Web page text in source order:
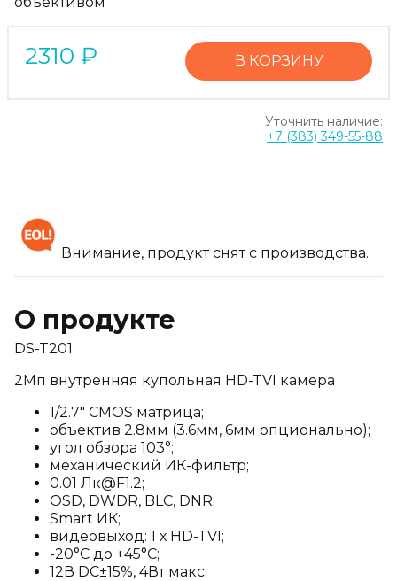
2310 ₽ В КОРЗИНУ
Уточнить наличие:
+7 (383) 349-55-88
Внимание, продукт снят с производства.
О продукте
DS-T201
2Мп внутренняя купольная HD-TVI камера
1/2.7" CMOS матрица;
объектив 2.8мм (3.6мм, 6мм опционально);
угол обзора 103°;
механический ИК-фильтр;
0.01 Лк@F1.2;
OSD, DWDR, BLC, DNR;
Smart ИК;
видеовыход: 1 х HD-TVI;
-20°С до +45°С;
12В DC±15%, 4Вт макс.